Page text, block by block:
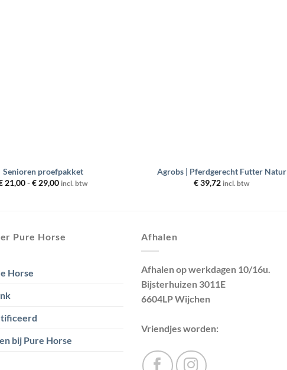
Senioren proefpakket
21,00-€29,00Prijsklasse:
incl. btw
Agrobs | Pferdgerecht Futter Natur
€39,72 incl. btw
Pure Horse
Horse
bij Pure Horse
Afhalen
Afhalen op werkdagen 10/16u.
Bijsterhuizen 3011E
6604LP Wijchen
Vriendjes worden: